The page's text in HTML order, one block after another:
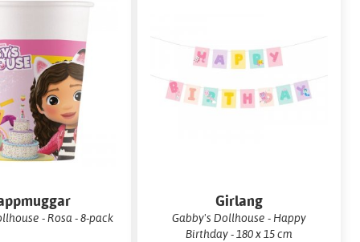
- Rosa - 8-pack
Girlang
Gabby's Dollhouse - Happy
Birthday - 180 x 15 cm